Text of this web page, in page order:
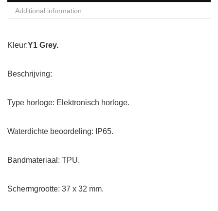
Additional information
Kleur:Y1 Grey.
Beschrijving:
Type horloge: Elektronisch horloge.
Waterdichte beoordeling: IP65.
Bandmateriaal: TPU.
Schermgrootte: 37 x 32 mm.